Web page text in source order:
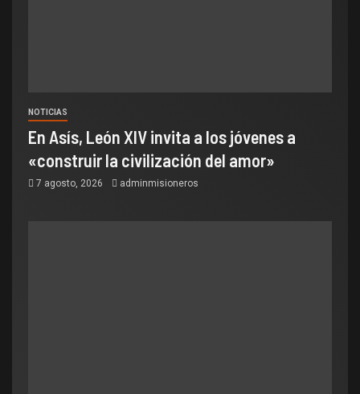
NOTICIAS
En Asís, León XIV invita a los jóvenes a
«construir la civilización del amor»
7 agosto, 2026 adminmisioneros